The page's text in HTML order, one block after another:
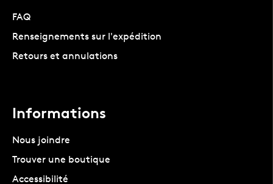
FAQ
Renseignements sur l'expédition
Retours et annulations
Informations
Nous joindre
Trouver une boutique
Accessibilité